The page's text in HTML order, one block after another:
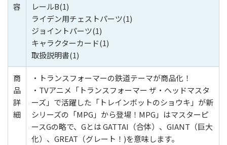
容
レールB(1)
ライデン用チェストパーツ(1)
ジョイントパーツ(1)
キャラクターカード(1)
取扱説明書(1)
商
品
詳
細
・トランスフォーマーの鉄道テーマが商品化！
・TVアニメ「トランスフォーマー ザ・ヘッドマスタ
ーズ」で活躍した「トレインボットのショウキ」が新
シリーズの「MPG」から登場！MPG」はマスターピ
ースGの略で、Gとは GATTAI（合体）、GIANT（巨大
化）、GREAT（グレート！)を意味します。